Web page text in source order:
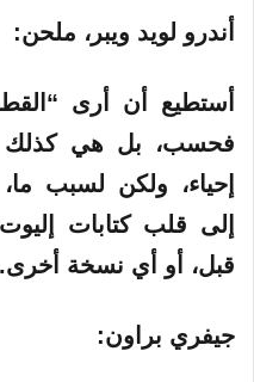
أندرو لويد ويبر، ملحن:
أستطيع أن أرى
فحسب، بل هي كذلك
إحياء، ولكن لسبب
إلى قلب كتابات
قبل، أو أي نسخة أخرى.
جيفري براون: